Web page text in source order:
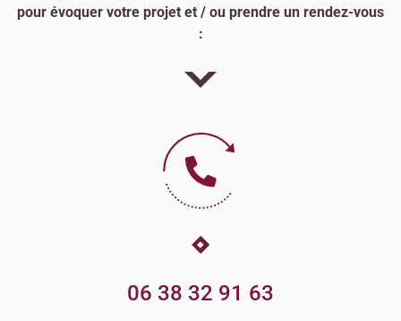
pour évoquer votre projet et / ou prendre un rendez-vous
:
06 38 32 91 63